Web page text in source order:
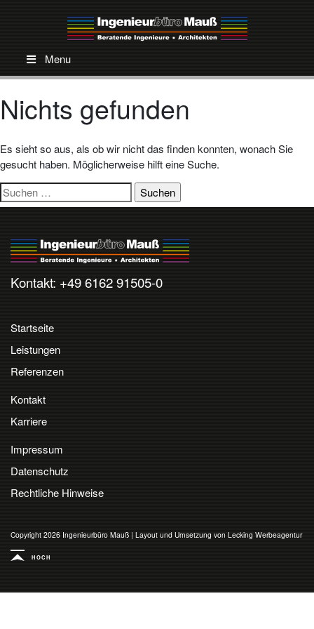
Menu
Nichts gefunden
Es sieht so aus, als ob wir nicht das finden konnten, wonach Sie
gesucht haben. Möglicherweise hilft eine Suche.
Suchen
nach:
Kontakt: +49 6162 91505-0
Startseite
Leistungen
Referenzen
Kontakt
Karriere
Impressum
Datenschutz
Rechtliche Hinweise
Copyright 2026 Ingenieurbüro Mauß | Layout und Umsetzung von Lecking Werbeagentur
HOCH